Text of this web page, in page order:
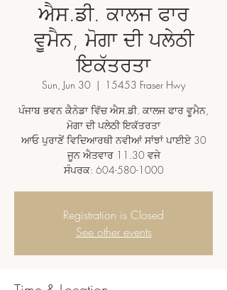
ਐਸ.ਡੀ. ਕਾਲਜ ਫਾਰ
ਵੂਮੈਨ, ਮੋਗਾ ਦੀ ਪਲੇਠੀ
ਇਕੱਤਰਤਾ
Sun, Jun 30
  |
15453 Fraser Hwy
ਪੰਜਾਬ ਭਵਨ ਕੈਨੇਡਾ ਵਿੱਚ ਐਸ.ਡੀ. ਕਾਲਜ ਫਾਰ ਵੂਮੈਨ,
ਮੋਗਾ ਦੀ ਪਲੇਠੀ ਇਕੱਤਰਤਾ
ਆਓ ਪੁਰਾਣੇਂ ਵਿਦਿਆਰਥੀ ਨਵੀਆਂ ਸਾਂਝਾਂ ਪਾਈਏ 30
ਜੂਨ ਐਤਵਾਰ 11.30 ਵਜੇ
ਸੰਪਰਕ: 604-580-1000
Registration is Closed
See other events